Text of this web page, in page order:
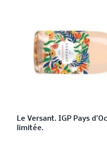
Le Versant. IGP Pays
limitée.